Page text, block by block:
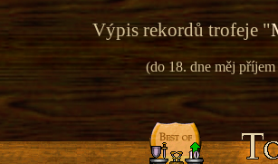
Výpis rekordů trofeje "
(do 18. dne měj